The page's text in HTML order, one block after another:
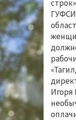
Игоря